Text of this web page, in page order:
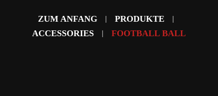
ZUM ANFANG
PRODUKTE
ACCESSORIES
FOOTBALL BALL